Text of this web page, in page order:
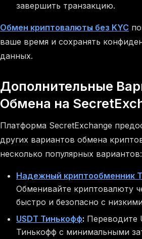
завершить транзакцию.
Обмен криптовалюты без KYC
ваше время и сохранять
данных.
Дополнительные
Обмена на
Платформа SecretExchange
других вариантов обмена
несколько популярных вариантов:
Надежный криптообменник
Обменивайте криптовалюту
быстро и безопасно с
USDT Тинькофф: Переводите
Тинькофф с минимальными